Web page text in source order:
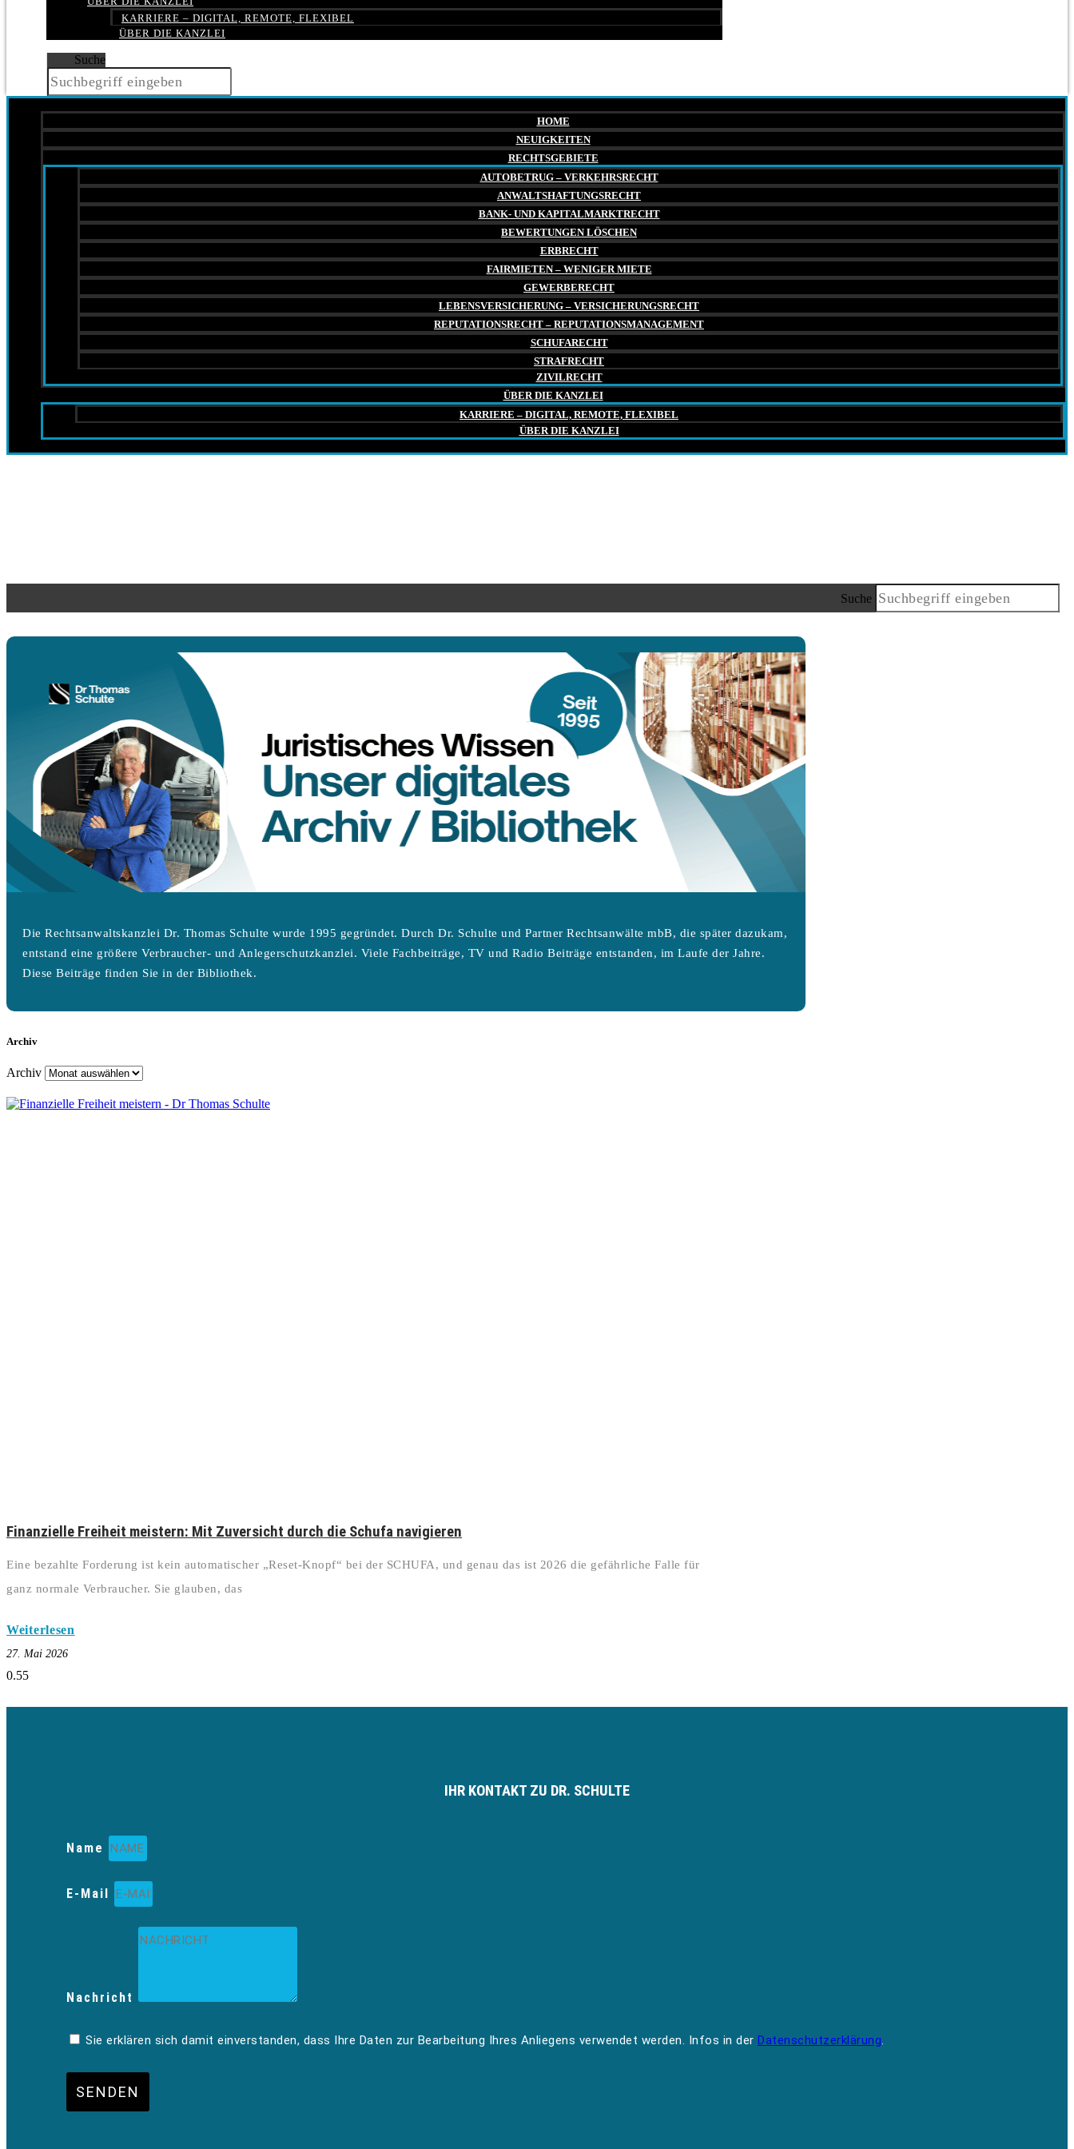
KARRIERE – DIGITAL, REMOTE, FLEXIBEL
ÜBER DIE KANZLEI
Suche
HOME
NEUIGKEITEN
RECHTSGEBIETE
AUTOBETRUG – VERKEHRSRECHT
ANWALTSHAFTUNGSRECHT
BANK- UND KAPITALMARKTRECHT
BEWERTUNGEN LÖSCHEN
ERBRECHT
FAIRMIETEN – WENIGER MIETE
GEWERBERECHT
LEBENSVERSICHERUNG – VERSICHERUNGSRECHT
REPUTATIONSRECHT – REPUTATIONSMANAGEMENT
SCHUFARECHT
STRAFRECHT
ZIVILRECHT
ÜBER DIE KANZLEI
KARRIERE – DIGITAL, REMOTE, FLEXIBEL
ÜBER DIE KANZLEI
Suche
Die Rechtsanwaltskanzlei Dr. Thomas Schulte wurde 1995 gegründet. Durch Dr. Schulte und Partner Rechtsanwälte mbB, die später dazukam,
entstand eine größere Verbraucher- und Anlegerschutzkanzlei. Viele Fachbeiträge, TV und Radio Beiträge entstanden, im Laufe der Jahre.
Diese Beiträge finden Sie in der Bibliothek.
Archiv
Archiv
Finanzielle Freiheit meistern: Mit Zuversicht durch die Schufa navigieren
Eine bezahlte Forderung ist kein automatischer „Reset-Knopf“ bei der SCHUFA, und genau das ist 2026 die gefährliche Falle für
ganz normale Verbraucher. Sie glauben, das
Weiterlesen
27. Mai 2026
IHR KONTAKT ZU DR. SCHULTE
Name
E-Mail
Nachricht
Sie erklären sich damit einverstanden, dass Ihre Daten zur Bearbeitung Ihres Anliegens verwendet werden. Infos in der Datenschutzerklärung.
SENDEN